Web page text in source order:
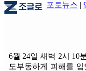
포토뉴스 |
6월 24일 새벽 2시 10
도부동하게 피해를